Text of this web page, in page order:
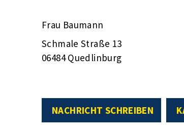
Frau Baumann
Schmale Straße 13
06484 Quedlinburg
NACHRICHT SCHREIBEN